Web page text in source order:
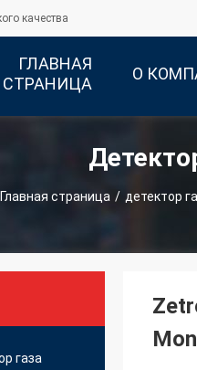
качества
ГЛАВНАЯ
СТРАНИЦА
О
Главная страница / детектор
газа